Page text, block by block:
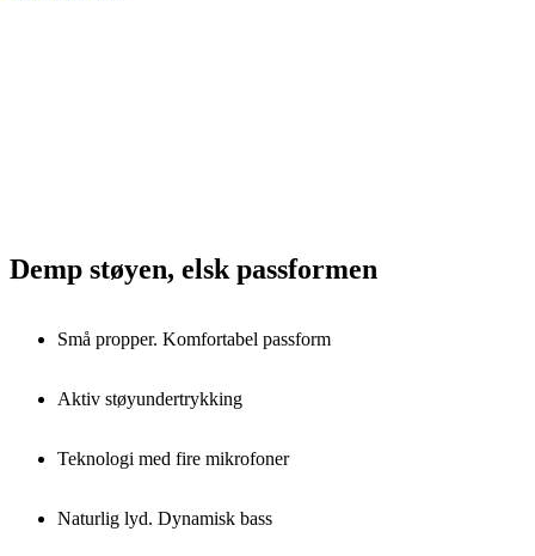
Demp støyen, elsk passformen
Små propper. Komfortabel passform
Aktiv støyundertrykking
Teknologi med fire mikrofoner
Naturlig lyd. Dynamisk bass